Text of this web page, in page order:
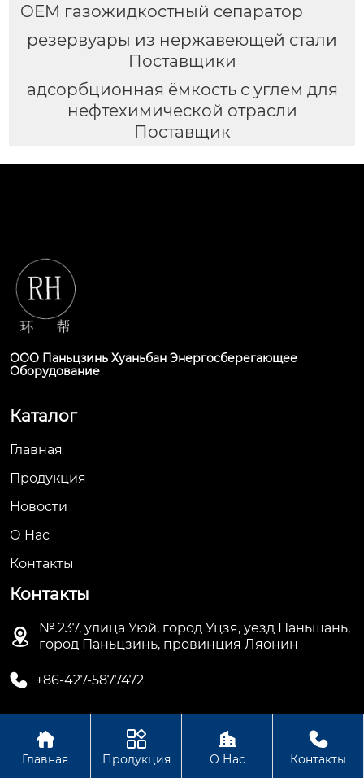
OEM газожидкостный сепаратор
резервуары из нержавеющей стали
Поставщики
адсорбционная ёмкость с углем для
нефтехимической отрасли
Поставщик
ООО Паньцзинь Хуаньбан Энергосберегающее
Оборудование
Каталог
Главная
Продукция
Новости
О Hас
Контакты
Контакты

№ 237, улица Уюй, город Уцзя, уезд Паньшань,
город Паньцзинь, провинция Ляонин
 +86-427-5877472
Авторское право©ООО Паньцзинь Хуаньбан
Энергосберегающее Оборудование

Главная

Продукция

О Нас

Контакты